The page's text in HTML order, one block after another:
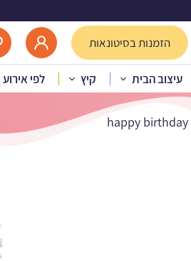
הזמנות בסיטונאות
עיצוב הבית קיץ לפי אירוע
מדבקות לבלונים - אותיות כסף הולוגרמי happy